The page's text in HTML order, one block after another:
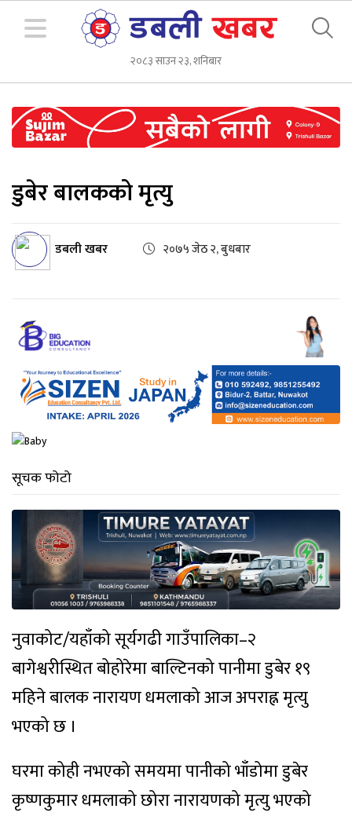
२०८३ साउन २३, शनिबार
डुबेर बालकको मृत्यु
डबली खबर २०७५ जेठ २, बुधबार
सूचक फोटो
नुवाकोट/यहाँको सूर्यगढी गाउँपालिका–२
बागेश्वरीस्थित बोहोरेमा बाल्टिनको पानीमा डुबेर १९
महिने बालक नारायण धमलाको आज अपराह्न मृत्यु
भएको छ ।
घरमा कोही नभएको समयमा पानीको भाँडोमा डुबेर
कृष्णकुमार धमलाको छोरा नारायणको मृत्यु भएको